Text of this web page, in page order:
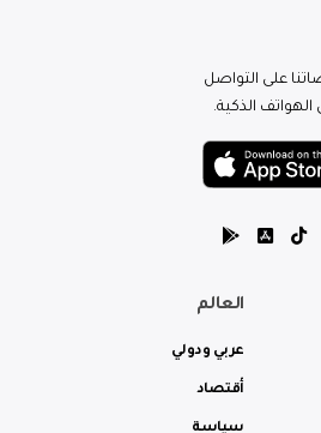
على التواصل
الذكية.
العالم
عربي ودولي
أقتصاد
سياسة